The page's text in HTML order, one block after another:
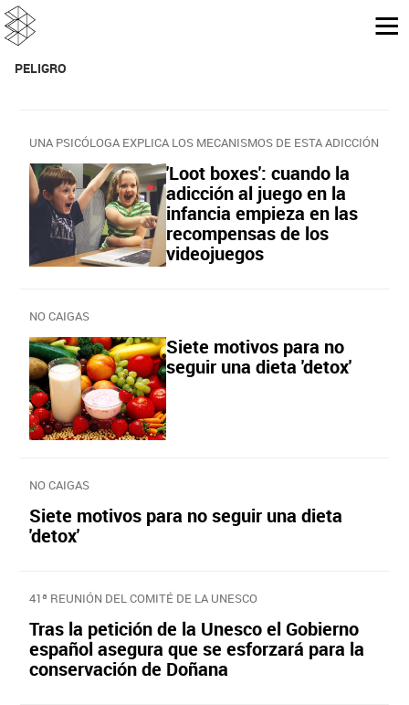
PELIGRO
UNA PSICÓLOGA EXPLICA LOS MECANISMOS DE ESTA ADICCIÓN
'Loot boxes': cuando la
adicción al juego en la
infancia empieza en las
recompensas de los
videojuegos
NO CAIGAS
Siete motivos para no
seguir una dieta 'detox'
NO CAIGAS
Siete motivos para no seguir una dieta
'detox'
41ª REUNIÓN DEL COMITÉ DE LA UNESCO
Tras la petición de la Unesco el Gobierno
español asegura que se esforzará para la
conservación de Doñana